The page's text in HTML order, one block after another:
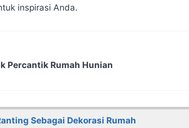
inspirasi Anda.
Percantik Rumah Hunian
Sebagai Dekorasi Rumah